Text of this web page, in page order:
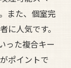
また、個室完
に人気です。
った複合キー
ポイントで